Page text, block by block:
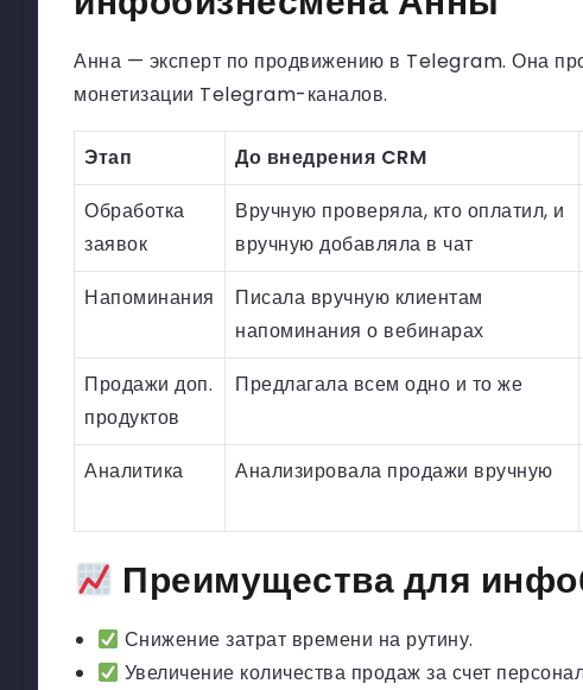
Анна — эксперт по продвижению в Telegram. Она
монетизации Telegram-каналов.
Этап До внедрения CRM
Обработка
заявок
Вручную проверяла, кто оплатил, и
вручную добавляла в чат
Напоминания
Писала вручную клиентам
напоминания о вебинарах
Продажи доп.
продуктов
Предлагала всем одно и то же
Аналитика
Анализировала продажи вручную
Преимущества для
Снижение затрат времени на рутину.
Увеличение количества продаж за счет